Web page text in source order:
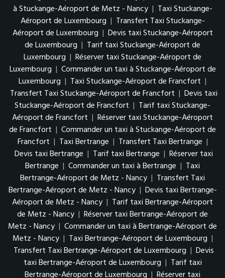
à Stuckange-Aéroport de Metz - Nancy | Taxi Stuckange-
Aéroport de Luxembourg | Transfert Taxi Stuckange-
Aéroport de Luxembourg | Devis taxi Stuckange-Aéroport
de Luxembourg | Tarif taxi Stuckange-Aéroport de
Luxembourg | Réserver taxi Stuckange-Aéroport de
Luxembourg | Commander un taxi à Stuckange-Aéroport de
Luxembourg | Taxi Stuckange-Aéroport de Francfort |
Transfert Taxi Stuckange-Aéroport de Francfort | Devis taxi
Stuckange-Aéroport de Francfort | Tarif taxi Stuckange-
Aéroport de Francfort | Réserver taxi Stuckange-Aéroport
de Francfort | Commander un taxi à Stuckange-Aéroport de
Francfort | Taxi Bertrange | Transfert Taxi Bertrange |
Devis taxi Bertrange | Tarif taxi Bertrange | Réserver taxi
Bertrange | Commander un taxi à Bertrange | Taxi
Bertrange-Aéroport de Metz - Nancy | Transfert Taxi
Bertrange-Aéroport de Metz - Nancy | Devis taxi Bertrange-
Aéroport de Metz - Nancy | Tarif taxi Bertrange-Aéroport
de Metz - Nancy | Réserver taxi Bertrange-Aéroport de
Metz - Nancy | Commander un taxi à Bertrange-Aéroport de
Metz - Nancy | Taxi Bertrange-Aéroport de Luxembourg |
Transfert Taxi Bertrange-Aéroport de Luxembourg | Devis
taxi Bertrange-Aéroport de Luxembourg | Tarif taxi
Bertrange-Aéroport de Luxembourg | Réserver taxi